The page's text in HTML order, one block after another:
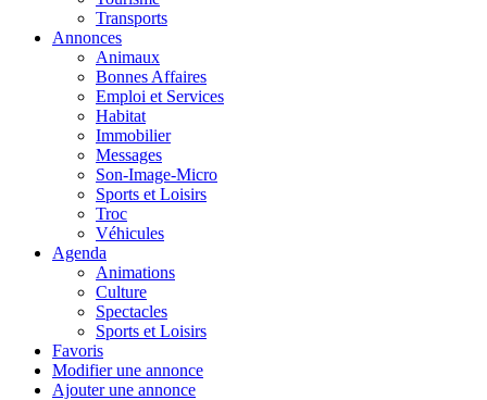
Transports
Annonces
Animaux
Bonnes Affaires
Emploi et Services
Habitat
Immobilier
Messages
Son-Image-Micro
Sports et Loisirs
Troc
Véhicules
Agenda
Animations
Culture
Spectacles
Sports et Loisirs
Favoris
Modifier une annonce
Ajouter une annonce